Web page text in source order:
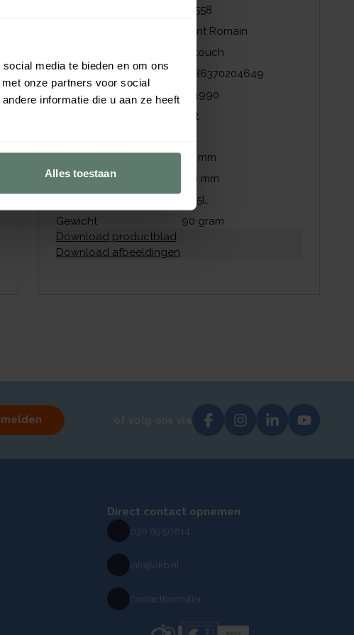
media te bieden en om ons
onze partners voor social
informatie die u aan ze heeft
Alles toestaan
56558
Saint Romain
Lilitouch
EAN
3486370204649
NZI nummer
441990
Wit
Hoogte
mm
Diameter
120 mm
0,45L
Gewicht
90 gram
Download productblad
Download afbeeldingen
Direct contact opnemen
030 69 50814
info@akb.nl
Contactformulier